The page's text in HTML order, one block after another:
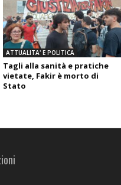
ATTUALITA' E POLITICA
Tagli alla sanità e pratiche
vietate, Fakir è morto di
Stato